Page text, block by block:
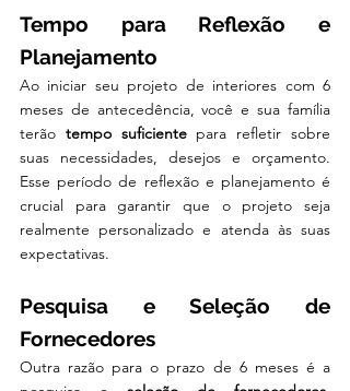
Tempo para Reflexão e
Planejamento
Ao iniciar seu projeto de interiores com 6
meses de antecedência, você e sua família
terão tempo suficiente para refletir sobre
suas necessidades, desejos e orçamento.
Esse período de reflexão e planejamento é
crucial para garantir que o projeto seja
realmente personalizado e atenda às suas
expectativas.
Pesquisa e Seleção de
Fornecedores
Outra razão para o prazo de 6 meses é a